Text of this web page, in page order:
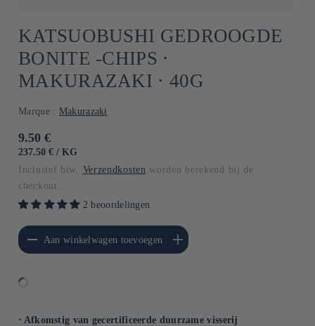
KATSUOBUSHI GEDROOGDE
BONITE -CHIPS ⋅
MAKURAZAKI ⋅ 40G
Marque : Makurazaki
Normale
prijs
9.50 €
EENHEIDSPRIJS
237.50 € / PER
KG
Inclusief btw. Verzendkosten worden berekend bij de
checkout.
2 beoordelingen
voor Default
Title
Aan winkelwagen toevoegen
Aantal verhogen voor Default
Title
⋅ Afkomstig van gecertificeerde duurzame visserij